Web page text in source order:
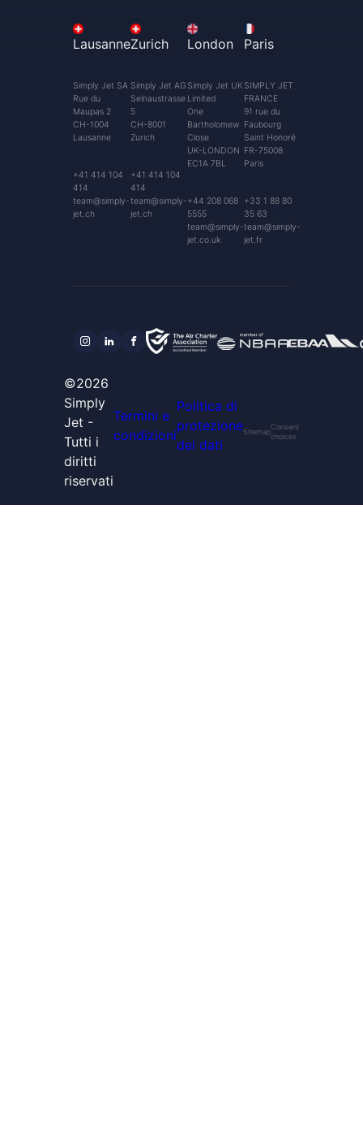
Lausanne
Simply Jet SA
Rue du
Maupas 2
CH-1004
Lausanne
+41 414 104
414
team@simply-
jet.ch
Zurich
Simply Jet AG
Selnaustrasse
5
CH-8001
Zurich
+41 414 104
414
team@simply-
jet.ch
London
Simply Jet UK
Limited
One
Bartholomew
Close
UK-LONDON
EC1A 7BL
+44 208 068
5555
team@simply-
jet.co.uk
Paris
SIMPLY JET
FRANCE
91 rue du
Faubourg
Saint Honoré
FR-75008
Paris
+33 1 88 80
35 63
team@simply-
jet.fr
©2026
Simply
Jet -
Tutti i
diritti
riservati
Termini e
condizioni
Politica di
protezione
dei dati
Sitemap
Consent
choices